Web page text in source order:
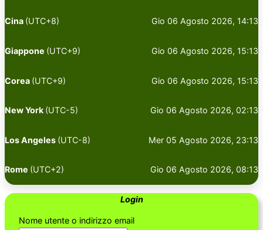
Cina (UTC+8) Gio 06 Agosto 2026, 14:13
Giappone (UTC+9) Gio 06 Agosto 2026, 15:13
Corea (UTC+9) Gio 06 Agosto 2026, 15:13
New York (UTC-5) Gio 06 Agosto 2026, 02:13
Los Angeles (UTC-8) Mer 05 Agosto 2026, 23:13
Rome (UTC+2) Gio 06 Agosto 2026, 08:13
Login
Nome utente o indirizzo email